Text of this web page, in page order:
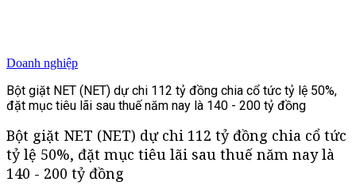
Doanh nghiệp
Bột giặt NET (NET) dự chi 112 tỷ đồng chia cổ tức tỷ lệ 50%,
đặt mục tiêu lãi sau thuế năm nay là 140 - 200 tỷ đồng
Bột giặt NET (NET) dự chi 112 tỷ đồng chia cổ tức
tỷ lệ 50%, đặt mục tiêu lãi sau thuế năm nay là
140 - 200 tỷ đồng